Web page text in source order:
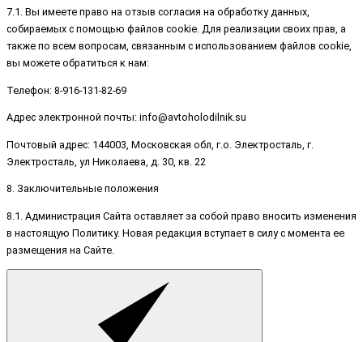
7.1. Вы имеете право на отзыв согласия на обработку данных,
собираемых с помощью файлов cookie. Для реализации своих прав, а
также по всем вопросам, связанным с использованием файлов cookie,
вы можете обратиться к нам:
Телефон: 8-916-131-82-69
Адрес электронной почты: info@avtoholodilnik.su
Почтовый адрес: 144003, Московская обл, г.о. Электросталь, г.
Электросталь, ул Николаева, д. 30, кв. 22
8. Заключительные положения
8.1. Администрация Сайта оставляет за собой право вносить изменения
в настоящую Политику. Новая редакция вступает в силу с момента ее
размещения на Сайте.